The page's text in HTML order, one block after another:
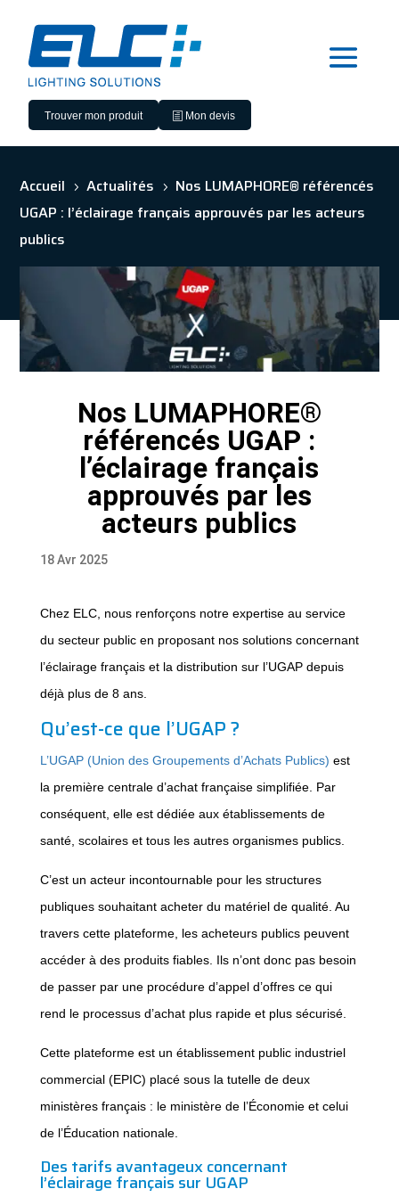
Trouver mon produit Mon devis
Accueil 5 Actualités 5
Nos LUMAPHORE® référencés
UGAP : l’éclairage français approuvés par les acteurs
publics
Nos LUMAPHORE®
référencés UGAP :
l’éclairage français
approuvés par les
acteurs publics
18 Avr 2025
Chez ELC, nous renforçons notre expertise au service
du secteur public en proposant nos solutions concernant
l’éclairage français et la distribution sur l’UGAP depuis
déjà plus de 8 ans.
Qu’est-ce que l’UGAP ?
L’UGAP (Union des Groupements d’Achats Publics) est
la première centrale d’achat française simplifiée. Par
conséquent, elle est dédiée aux établissements de
santé, scolaires et tous les autres organismes publics.
C’est un acteur incontournable pour les structures
publiques souhaitant acheter du matériel de qualité. Au
travers cette plateforme, les acheteurs publics peuvent
accéder à des produits fiables. Ils n’ont donc pas besoin
de passer par une procédure d’appel d’offres ce qui
rend le processus d’achat plus rapide et plus sécurisé.
Cette plateforme est un établissement public industriel
commercial (EPIC) placé sous la tutelle de deux
ministères français : le ministère de l’Économie et celui
de l’Éducation nationale.
Des tarifs avantageux concernant
l’éclairage français sur UGAP